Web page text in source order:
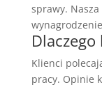
sprawy.
Klienci
pracy. Opinie